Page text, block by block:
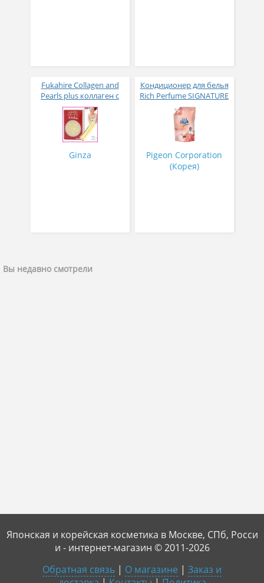
Fukahire Collagen and
Pearls plus коллаген с
жемчужным порошком
№ 30
Ginza
Кондиционер для белья
Rich Perfume SIGNATURE
парфюмированный
супер-концентрат с
ароматом Фиеста 1,6 л
Pigeon Corporation
(Корея)
Вы недавно смотрели
Японская и корейская косметика в Москве, СПб, Росси
и - интернет-магазин © 2011-2026
Обратная связь | О магазине | Заказ и